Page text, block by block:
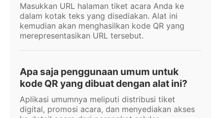
Masukkan URL halaman tiket acara Anda ke
dalam kotak teks yang disediakan. Alat ini
kemudian akan menghasilkan kode QR yang
merepresentasikan URL tersebut.
Apa saja penggunaan umum untuk
kode QR yang dibuat dengan alat ini?
Aplikasi umumnya meliputi distribusi tiket
digital, promosi acara, dan menyediakan akses